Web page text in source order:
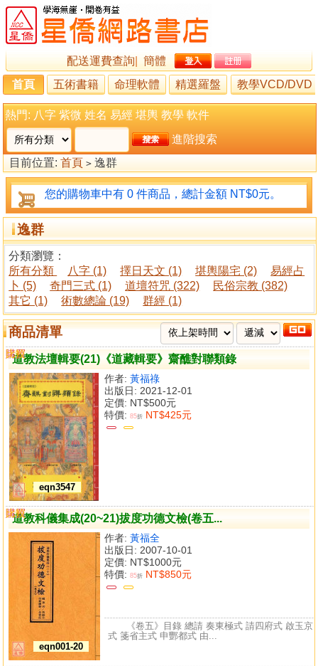
配送運費查詢
簡體
首頁
五術書籍 命理軟體 精選羅盤 教學VCD/DVD
熱門: 八字 紫微 姓名 易經 堪輿 教學 軟件
進階搜索
目前位置: 首頁 > 逸群
您的購物車中有 0 件商品，總計金額 NT$0元。
逸群
分類瀏覽：
所有分類
八字 (1) 擇日天文 (1) 堪輿陽宅 (2)
易經占
卜 (5)
奇門三式 (1) 道壇符咒 (322)
民俗宗教 (382)
其它 (1)
術數總論 (19) 群經 (1)
商品清單
道教法壇輯要(21)《道藏輯要》齋醮對聯類錄
eqn3547
作者: 黃福祿
出版日: 2021-12-01
定價: NT$500元
特價: 85折 NT$425元
購買
比較
道教科儀集成(20~21)拔度功德文檢(卷五...
eqn001-20
作者: 黃福全
出版日: 2007-10-01
定價: NT$1000元
特價: 85折 NT$850元
購買
比較
《卷五》目錄 總請 奏東極式 請四府式 啟玉京
式 箋省主式 申酆都式 由...